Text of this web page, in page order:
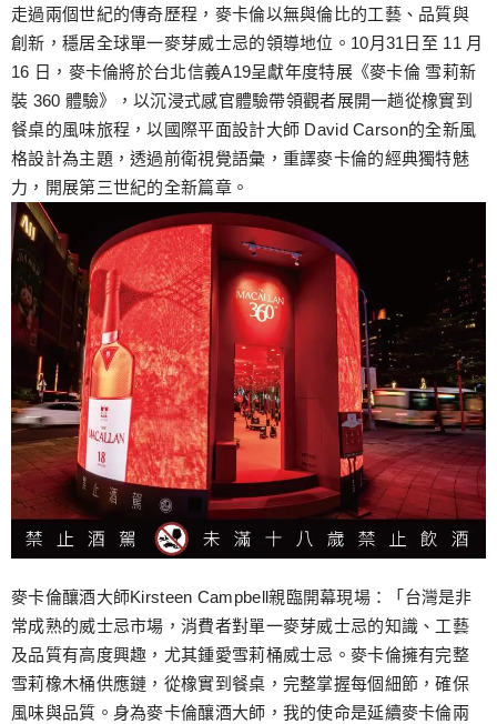
跳
至
主
要
內
容
走過兩個世紀的傳奇歷程，麥卡倫以無與倫比的工藝、品質與
創新，穩居全球單一麥芽威士忌的領導地位。10月31日至 11 月
16 日，麥卡倫將於台北信義A19呈獻年度特展《麥卡倫 雪莉新
裝 360 體驗》，以沉浸式感官體驗帶領觀者展開一趟從橡實到
餐桌的風味旅程，以國際平面設計大師 David Carson的全新風
格設計為主題，透過前衛視覺語彙，重譯麥卡倫的經典獨特魅
力，開展第三世紀的全新篇章。
麥卡倫釀酒大師Kirsteen Campbell親臨開幕現場：「台灣是非
常成熟的威士忌市場，消費者對單一麥芽威士忌的知識、工藝
及品質有高度興趣，尤其鍾愛雪莉桶威士忌。麥卡倫擁有完整
雪莉橡木桶供應鏈，從橡實到餐桌，完整掌握每個細節，確保
風味與品質。身為麥卡倫釀酒大師，我的使命是延續麥卡倫兩